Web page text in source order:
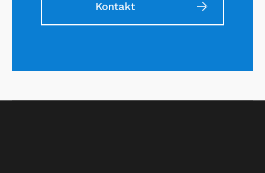
Kontakt